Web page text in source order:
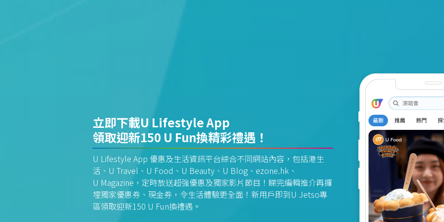
立即下載U Lifestyle App
領取迎新150 U Fun換精彩禮遇！
U Lifestyle App 優惠及生活資訊平台綜合不同網站內容，包括港生
活、U Travel、U Food、U Beauty、U Blog、ezone.hk、
U Magazine，定時放送超強優惠及獨家影片節目！睇完編輯推介再攞
埋獨家優惠券、現金券，令生活體驗更全面！新用戶即到U Jetso專
區領取迎新150 U Fun換禮遇。